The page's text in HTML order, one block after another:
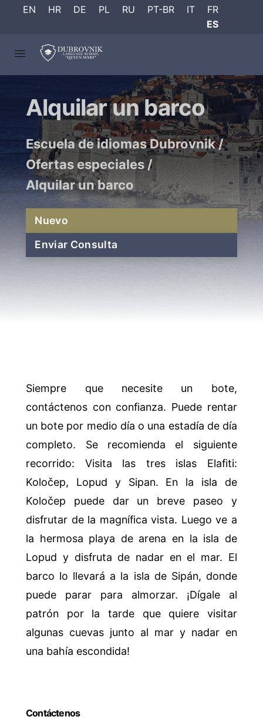
EN HR DE PL RU PT-BR IT
FR
ES
Alquilar un barco
Escuela de idiomas Dubrovnik/
Ofertas especiales/
Alquilar un barco
Nuevo
Enviar Consulta
Siempre que necesite un bote,
contáctenos con confianza. Puede rentar
un bote por medio día o una estadía de día
completo. Se recomienda el siguiente
recorrido: Visita las tres islas Elafiti:
Koločep, Lopud y Sipan. En la isla de
Koločep puede dar un breve paseo y
disfrutar de la magnífica vista. Luego ve a
la hermosa playa de arena en la isla de
Lopud y disfruta de nadar en el mar. El
barco lo llevará a la isla de Sipán, donde
puede parar para almorzar. ¡Dígale al
patrón por la tarde que quiere visitar
algunas cuevas junto al mar y nadar en
una bahía escondida!
Contáctenos